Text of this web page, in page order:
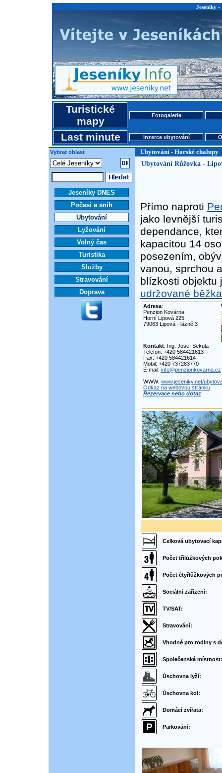
Jeseníky
Turistické
mapy
Fotogalerie
Last minute Inzerce ubytování
Vybrat oblast Ubytování - Horské chalupy
Jeseníky DNES
Počasí a sníh
Ubytování
Lyžování
Volný čas
Turistika
Služby
Stravování
Doprava
Ubytování Růžovka -
Přímo naproti
jako levnější
dependance,
kapacitou 14
posezením,
vanou, sprchou
blízkosti
udržované
Adresa:
Penzion Kovárna
Horní Lipová 225
79063 Lipová - lázně 3
Kontakt: Ing. Josef Sekula
Telefon: +420 584421613
Fax: +420 584421614
Mobil: +420 737283770
E-mail: info@penzionkovarna.cz
WWW: www.jeseniky.net/
Odkaz na webovou stránku
Rezervace nebo dotaz
Celková ubytovací
Počet třílůžkových
Počet čtyřlůžkových
Sociální zařízení:
TV/SAT:
Stravování:
Vhodné pro rodiny s
Společenská místnost:
Úschovna lyží:
Úschovna kol:
Domácí zvířata:
Parkování: